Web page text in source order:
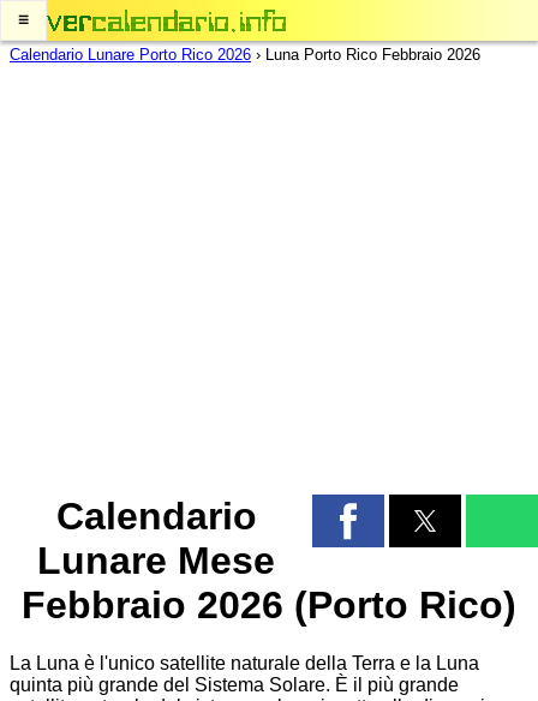
≡
Calendario Lunare Porto Rico 2026 › Luna Porto Rico Febbraio 2026
Calendario
Lunare Mese
Febbraio 2026 (Porto Rico)
La Luna è l'unico satellite naturale della Terra e la Luna
quinta più grande del Sistema Solare. È il più grande